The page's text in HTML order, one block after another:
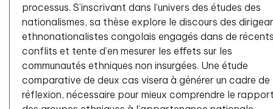
processus. S’inscrivant dans l’univers des études des
nationalismes, sa thèse explore le discours des
ethnonationalistes congolais engagés dans de
conflits et tente d’en mesurer les effets sur les
communautés ethniques non insurgées. Une étude
comparative de deux cas visera à générer un cadre de
réflexion, nécessaire pour mieux comprendre le